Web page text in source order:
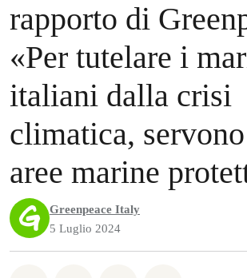
rapporto di
«Per tutelare i
italiani dalla crisi
climatica,
aree marine
Greenpeace Italy
5 Luglio 2024